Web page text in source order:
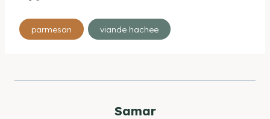
Étiquettes
de
publication :
parmesan viande hachee
Samar